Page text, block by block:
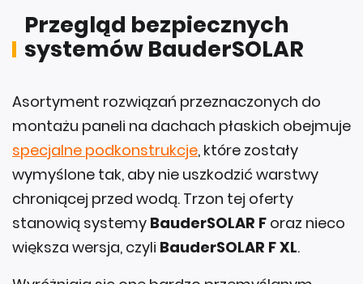
Przegląd bezpiecznych
systemów BauderSOLAR
Asortyment rozwiązań przeznaczonych do
montażu paneli na dachach płaskich obejmuje
specjalne podkonstrukcje, które zostały
wymyślone tak, aby nie uszkodzić warstwy
chroniącej przed wodą. Trzon tej oferty
stanowią systemy BauderSOLAR F oraz nieco
większa wersja, czyli BauderSOLAR F XL.